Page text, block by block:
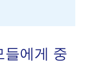
들에게 중